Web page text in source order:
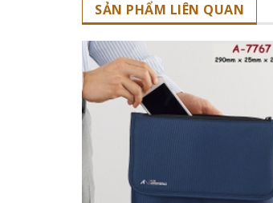
SẢN PHẨM LIÊN QUAN